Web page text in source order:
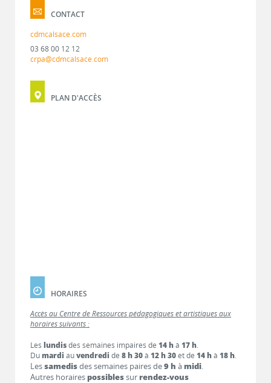
CONTACT
cdmcalsace.com
03 68 00 12 12
crpa@cdmcalsace.com
PLAN D'ACCÈS
HORAIRES
Accès au Centre de Ressources pédagogiques et artistiques aux
horaires suivants :
Les lundisdes semaines impaires de 14 hà 17 h.
Dumardi auvendredi de 8 h 30à 12 h 30et de 14 hà 18 h.
Lessamedisdes semaines paires de9 h à midi.
Autres horaires possiblessur rendez-vous